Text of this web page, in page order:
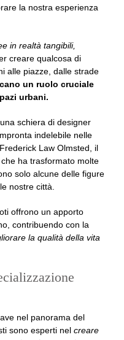
la nostra esperienza
in realtà tangibili,
creare qualcosa di
alle piazze, dalle strade
un ruolo cruciale
urbani.
schiera di designer
indelebile nelle
Law Olmsted, il
ha trasformato molte
solo alcune delle figure
nostre città.
offrono un apporto
contribuendo con la
la qualità della vita
nel panorama del
sono esperti nel creare